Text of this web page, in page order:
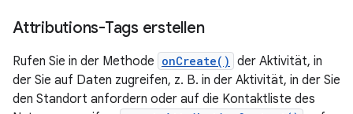
Attributions-Tags erstellen
Rufen Sie in der Methode onCreate() der Aktivität, in
der Sie auf Daten zugreifen, z. B. in der Aktivität, in der Sie
den Standort anfordern oder auf die Kontaktliste des